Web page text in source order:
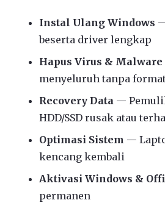
Instal Ulang Windows
beserta driver lengkap
Hapus Virus & Malware
menyeluruh tanpa
Recovery Data —
HDD/SSD rusak atau
Optimasi Sistem —
kencang kembali
Aktivasi Windows &
permanen